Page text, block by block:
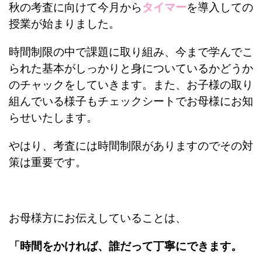
秋の考査に向けて今月から タイマーを導入しての
授業が始まりました。
時間制限の中で課題に取り組み、今まで学んでこ
られた基本がしっかりと身についているかどうか
のチャックをしていきます。また、お子様の取り
組んでいる様子もチェックシートでお母様にお知
らせいたします。
やはり、考査には時間制限がありますのでその対
策は重要です。
お母様方にお伝えしていることは、
「時間をかければ、誰だって丁寧にできます。